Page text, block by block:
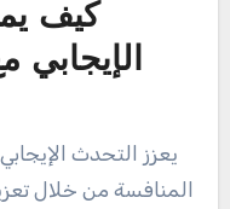
كيف
الإيجابي
يعزز التحدث
المنافسة من خلال